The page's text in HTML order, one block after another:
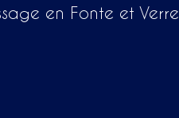
en Fonte et Verre